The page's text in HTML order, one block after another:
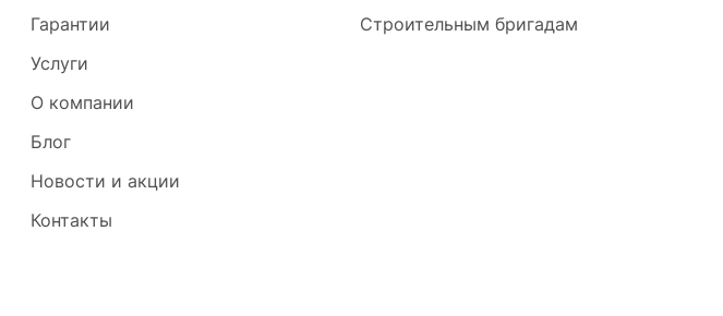
Гарантии
Услуги
О компании
Блог
Новости и акции
Контакты
Строительным бригадам